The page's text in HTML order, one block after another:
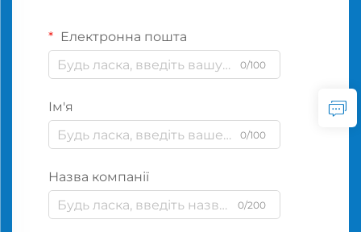
Електронна пошта
0/100
Ім'я
0/100
Назва компанії
0/200